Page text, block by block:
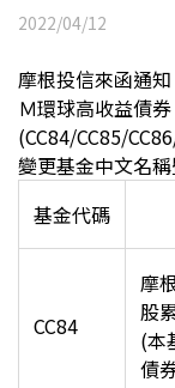
2022/04/12
摩根投信來函通
Ｍ環球高收益債券
(CC84/CC85/
變更基金中文名
基金代碼
CC84
摩
股
(本
債